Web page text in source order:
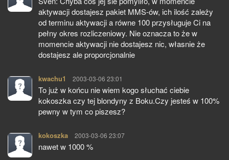
aktywacji dostajesz pakiet MMS-ów, ich ilość zależy
od terminu aktywacji a równe 100 przysługuje Ci na
pełny okres rozliczeniowy. Nie oznacza to że w
momencie aktywacji nie dostajesz nic, własnie że
dostajesz ale proporcjonalnie
kwachu1 pisze:
2003-03-06 23:01
To już w końcu nie wiem kogo słuchać ciebie
kokoszka czy tej blondyny z Boku.Czy jesteś w 100%
pewny w tym co piszesz?
kokoszka pisze:
2003-03-06 23:07
nawet w 1000 %